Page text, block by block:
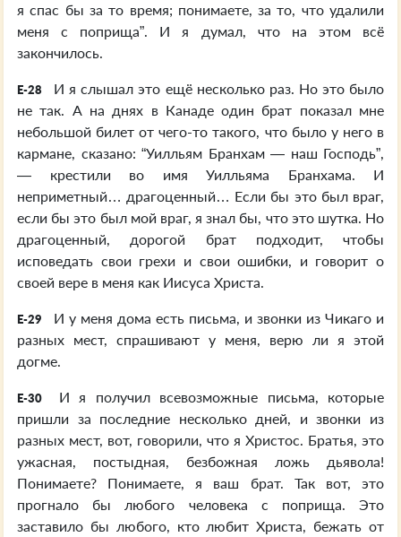
я спас бы за то время; понимаете, за то, что удалили
меня с поприща”. И я думал, что на этом всё
закончилось.
E-28
И я слышал это ещё несколько раз. Но это было
не так. А на днях в Канаде один брат показал мне
небольшой билет от чего-то такого, что было у него в
кармане, сказано: “Уилльям Бранхам — наш Господь”,
— крестили во имя Уилльяма Бранхама. И
неприметный… драгоценный… Если бы это был враг,
если бы это был мой враг, я знал бы, что это шутка. Но
драгоценный, дорогой брат подходит, чтобы
исповедать свои грехи и свои ошибки, и говорит о
своей вере в меня как Иисуса Христа.
E-29
И у меня дома есть письма, и звонки из Чикаго и
разных мест, спрашивают у меня, верю ли я этой
догме.
E-30
И я получил всевозможные письма, которые
пришли за последние несколько дней, и звонки из
разных мест, вот, говорили, что я Христос. Братья, это
ужасная, постыдная, безбожная ложь дьявола!
Понимаете? Понимаете, я ваш брат. Так вот, это
прогнало бы любого человека с поприща. Это
заставило бы любого, кто любит Христа, бежать от